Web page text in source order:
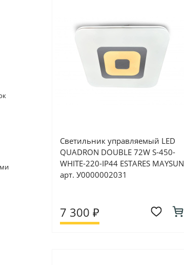
Светильник управляемый LED
QUADRON DOUBLE 72W S-450-
WHITE-220-IP44 ESTARES MAYSUN
арт. У0000002031
7 300 ₽